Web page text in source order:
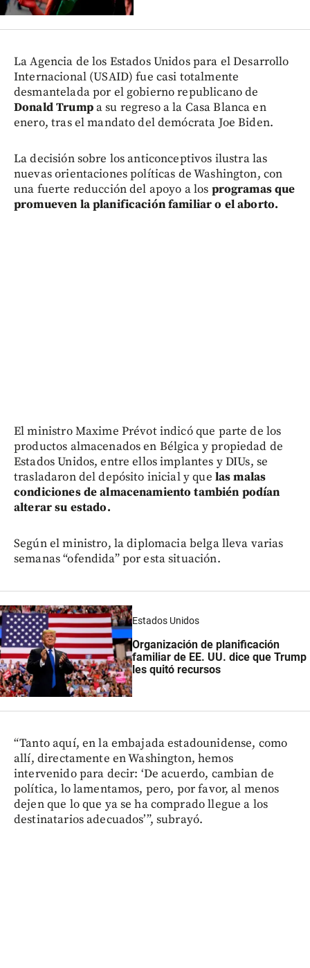
La Agencia de los Estados Unidos para el Desarrollo
Internacional (USAID) fue casi totalmente
desmantelada por el gobierno republicano de
Donald Trumpa su regreso a la Casa Blanca en
enero, tras el mandato del demócrata Joe Biden.
La decisión sobre los anticonceptivos ilustra las
nuevas orientaciones políticas de Washington, con
una fuerte reducción del apoyo a los programas que
promueven la planificación familiar o el aborto.
El ministro Maxime Prévot indicó que parte de los
productos almacenados en Bélgica y propiedad de
Estados Unidos, entre ellos implantes y DIUs, se
trasladaron del depósito inicial y que las malas
condiciones de almacenamiento también podían
alterar su estado.
Según el ministro, la diplomacia belga lleva varias
semanas “ofendida” por esta situación.
Estados Unidos
Organización de planificación
familiar de EE. UU. dice que Trump
les quitó recursos
“Tanto aquí, en la embajada estadounidense, como
allí, directamente en Washington, hemos
intervenido para decir: ‘De acuerdo, cambian de
política, lo lamentamos, pero, por favor, al menos
dejen que lo que ya se ha comprado llegue a los
destinatarios adecuados’”, subrayó.